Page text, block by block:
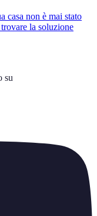
casa non è mai stato
la soluzione
su